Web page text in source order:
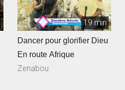
19 min
Dancer pour glorifier Dieu
En route Afrique
Zenabou